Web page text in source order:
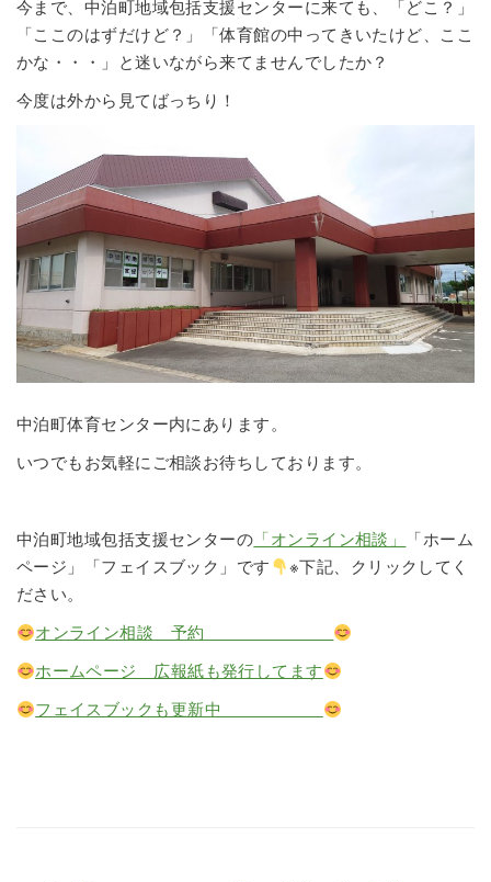
今まで、中泊町地域包括支援センターに来ても、「どこ？」
「ここのはずだけど？」「体育館の中ってきいたけど、ここ
かな・・・」と迷いながら来てませんでしたか？
今度は外から見てばっちり！
中泊町体育センター内にあります。
いつでもお気軽にご相談お待ちしております。
中泊町地域包括支援センターの 「オンライン相談」
「ホーム
ページ」「フェイスブック」です
※下記、クリックしてく
ださい。
オンライン相談 予約
ホームページ 広報紙も発行してます
フェイスブックも更新中